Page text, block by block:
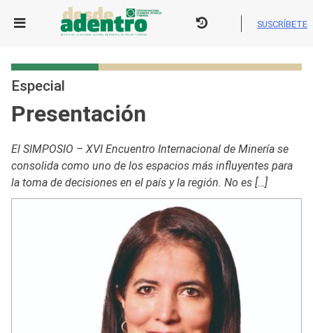
SUSCRÍBETE
Especial
Presentación
El SIMPOSIO – XVI Encuentro Internacional de Minería se
consolida como uno de los espacios más influyentes para
la toma de decisiones en el país y la región. No es […]